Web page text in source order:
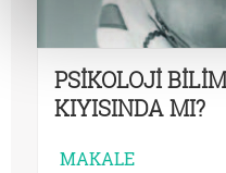
PSİKOLOJİ
KIYISINDA MI?
MAKALE